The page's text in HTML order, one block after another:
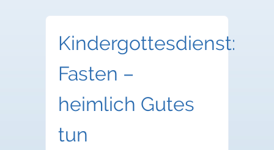
Kindergottesdienst:
Fasten –
heimlich Gutes
tun